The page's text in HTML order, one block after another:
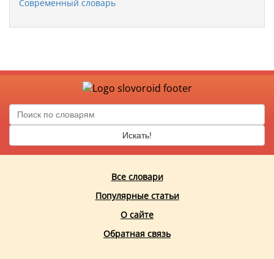
Современный словарь
Искать!
Все словари
Популярные статьи
О сайте
Обратная связь